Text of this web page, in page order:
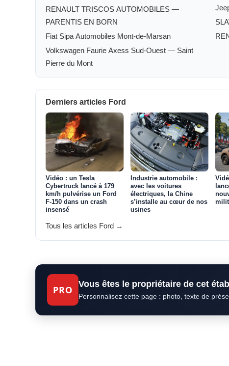
RENAULT TRISCOS AUTOMOBILES —
PARENTIS EN BORN
Fiat Sipa Automobiles Mont-de-Marsan
Volkswagen Faurie Axess Sud-Ouest — Saint
Pierre du Mont
Derniers articles Ford
Vidéo : un Tesla
Cybertruck lancé à 179
km/h pulvérise un Ford
F‑150 dans un crash
insensé
Industrie automobile :
avec les voitures
électriques, la Chine
s’installe au cœur de nos
usines
Tous les articles Ford →
PRO
Vous êtes le propriétaire de cet
Personnalisez cette page : photo, texte de